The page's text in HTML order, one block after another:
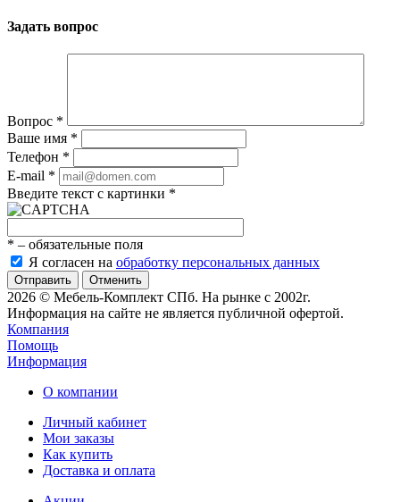
Задать вопрос
Вопрос *
Ваше имя *
Телефон *
E-mail *
Введите текст с картинки *
* – обязательные поля
Я согласен на обработку персональных данных
Отменить
2026 © Мебель-Комплект СПб. На рынке с 2002г.
Информация на сайте не является публичной офертой.
Компания
Помощь
Информация
О компании
Личный кабинет
Мои заказы
Как купить
Доставка и оплата